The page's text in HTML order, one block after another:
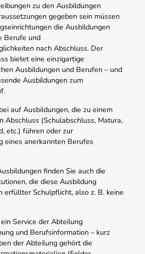
zu den Ausbildungen
gegeben sein müssen
die Ausbildungen
Berufe und
nach Abschluss. Der
bietet eine einzigartige
Ausbildungen und Berufen – und
Ausbildungen zum
auf Ausbildungen, die zu einem
Abschluss (Schulabschluss, Matura,
etc.) führen oder zur
eines anerkannten Berufes
finden Sie auch die
die diese Ausbildung
erfüllter Schulpflicht, also z. B. keine
Service der Abteilung
und Berufsinformation – kurz
der Abteilung gehört die